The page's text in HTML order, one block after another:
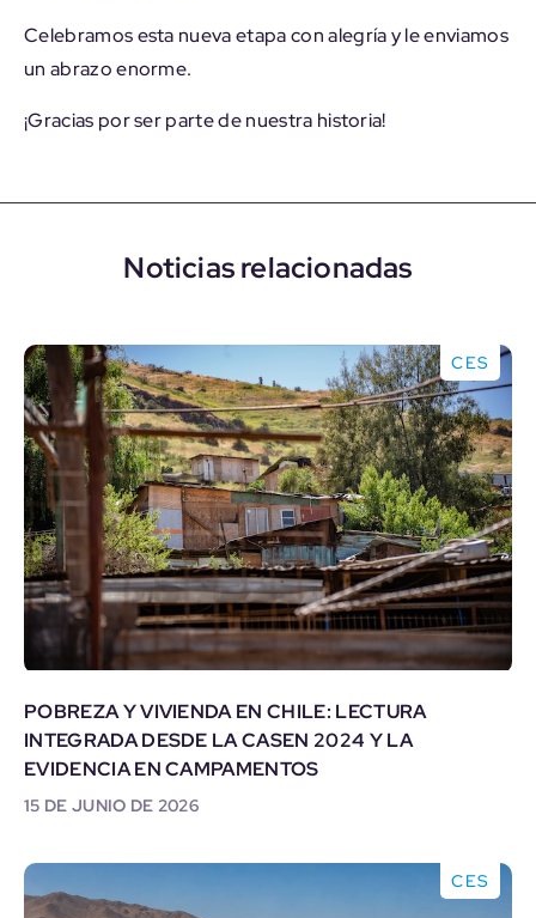
Celebramos esta nueva etapa con alegría y le enviamos
un abrazo enorme.
¡Gracias por ser parte de nuestra historia!
Noticias relacionadas
CES
POBREZA Y VIVIENDA EN CHILE: LECTURA
INTEGRADA DESDE LA CASEN 2024 Y LA
EVIDENCIA EN CAMPAMENTOS
15 DE JUNIO DE 2026
CES